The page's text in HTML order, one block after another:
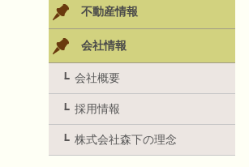
不動産情報
会社情報
会社概要
採用情報
株式会社森下の理念